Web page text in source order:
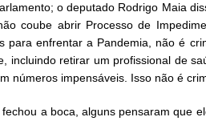
o deputado Rodrigo Maia
coube abrir Processo de
para enfrentar a Pandemia, não é
incluindo retirar um profissional de
números impensáveis. Isso não é
a boca, alguns pensaram que